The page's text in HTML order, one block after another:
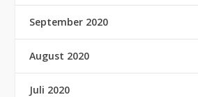
September 2020
August 2020
Juli 2020